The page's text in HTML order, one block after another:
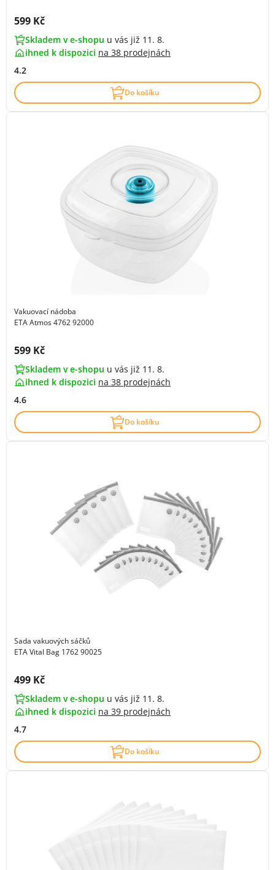
Cena s DPH:
599 Kč
Skladem v e-shopu u vás již 11. 8.
ihned k dispozici na 38 prodejnách
4.2
Do košíku
Vakuovací nádoba
ETA Atmos 4762 92000
Cena s DPH:
599 Kč
Skladem v e-shopu u vás již 11. 8.
ihned k dispozici na 38 prodejnách
4.6
Do košíku
Sada vakuových sáčků
ETA Vital Bag 1762 90025
Cena s DPH:
499 Kč
Skladem v e-shopu u vás již 11. 8.
ihned k dispozici na 39 prodejnách
4.7
Do košíku